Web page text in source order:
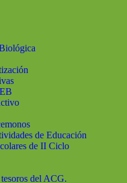
de Educación
de II Ciclo
del ACG.